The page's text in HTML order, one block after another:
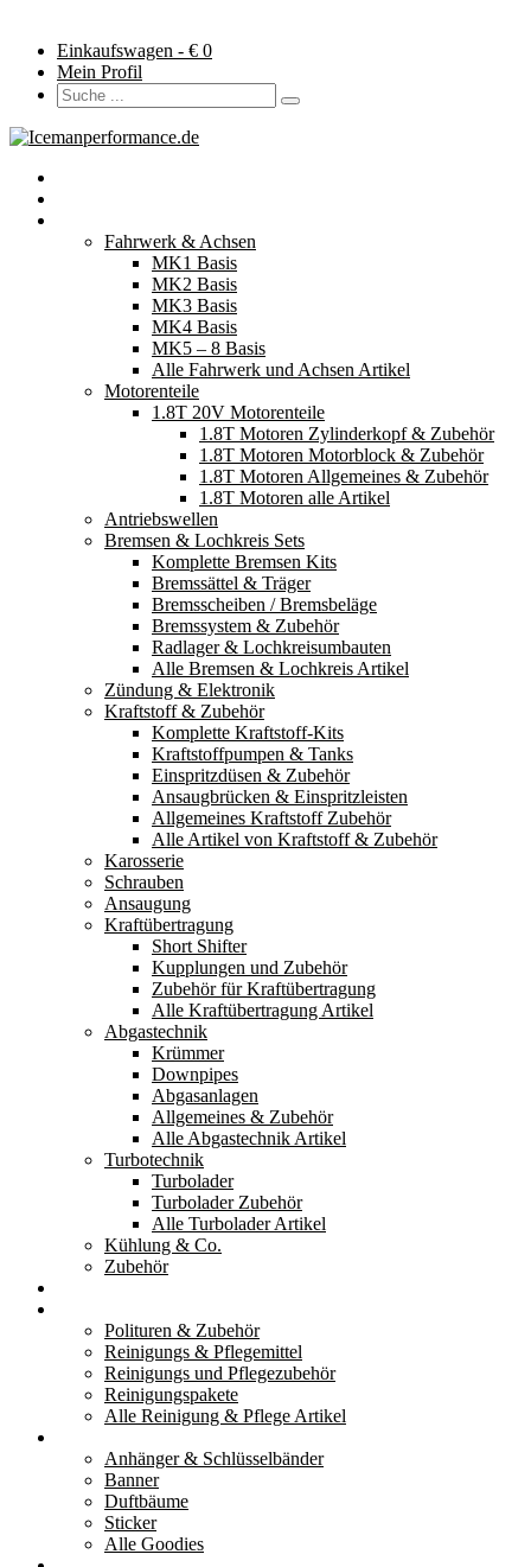
Einkaufswagen - € 0
Mein Profil
Fahrwerk & Achsen
MK1 Basis
MK2 Basis
MK3 Basis
MK4 Basis
MK5 – 8 Basis
Alle Fahrwerk und Achsen Artikel
Motorenteile
1.8T 20V Motorenteile
1.8T Motoren Zylinderkopf & Zubehör
1.8T Motoren Motorblock & Zubehör
1.8T Motoren Allgemeines & Zubehör
1.8T Motoren alle Artikel
Antriebswellen
Bremsen & Lochkreis Sets
Komplette Bremsen Kits
Bremssättel & Träger
Bremsscheiben / Bremsbeläge
Bremssystem & Zubehör
Radlager & Lochkreisumbauten
Alle Bremsen & Lochkreis Artikel
Zündung & Elektronik
Kraftstoff & Zubehör
Komplette Kraftstoff-Kits
Kraftstoffpumpen & Tanks
Einspritzdüsen & Zubehör
Ansaugbrücken & Einspritzleisten
Allgemeines Kraftstoff Zubehör
Alle Artikel von Kraftstoff & Zubehör
Karosserie
Schrauben
Ansaugung
Kraftübertragung
Short Shifter
Kupplungen und Zubehör
Zubehör für Kraftübertragung
Alle Kraftübertragung Artikel
Abgastechnik
Krümmer
Downpipes
Abgasanlagen
Allgemeines & Zubehör
Alle Abgastechnik Artikel
Turbotechnik
Turbolader
Turbolader Zubehör
Alle Turbolader Artikel
Kühlung & Co.
Zubehör
Polituren & Zubehör
Reinigungs & Pflegemittel
Reinigungs und Pflegezubehör
Reinigungspakete
Alle Reinigung & Pflege Artikel
Anhänger & Schlüsselbänder
Banner
Duftbäume
Sticker
Alle Goodies